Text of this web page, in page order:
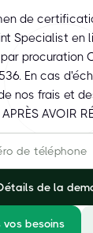
de
Specialist en
procuration
En cas
nos frais et
APRÈS AVOIR
de la
besoins